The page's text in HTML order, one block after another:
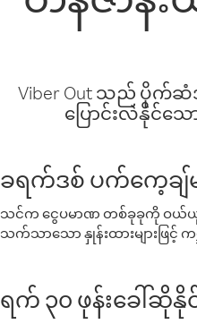
Viber Out သည် ပိုက်ဆံ
ပြောင်းလဲနိုင်သ
ခရက်ဒစ် ပက်ကေ့ချ်မ
သင်က ငွေပမာဏ တစ်ခုခုကို ဝယ်
သက်သာသော နှုန်းထားများဖြင့်
ရက် ၃၀ ဖုန်းခေါ်ဆို